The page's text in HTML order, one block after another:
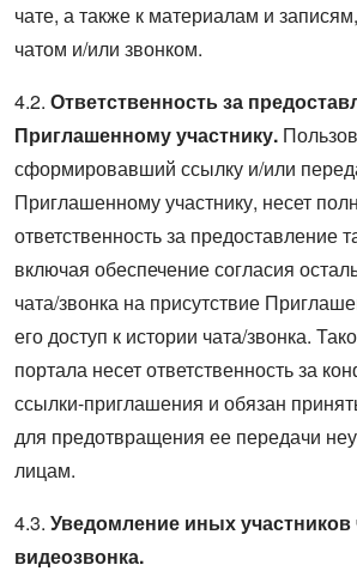
чате, а также к материалам и
чатом и/или звонком.
4.2. Ответственность за
Приглашенному участнику.
сформировавший ссылку и/или
Приглашенному участнику, несет
ответственность за предоставление
включая обеспечение согласия
чата/звонка на присутствие
его доступ к истории чата/звонка.
портала несет ответственность за
ссылки-приглашения и обязан
для предотвращения ее передачи
лицам.
4.3. Уведомление иных участников
видеозвонка.